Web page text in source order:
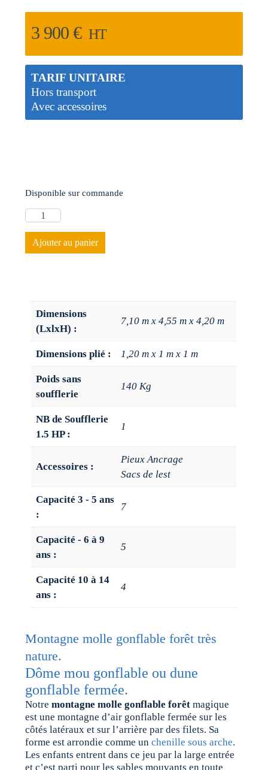
3 900€ HT
TARIF UNITAIRE
Hors transport
Avec accessoires
Disponible sur commande
Ajouter au panier
Dimensions
(LxlxH) :
7,10 m x 4,55 m x 4,20 m
Dimensions plié : 1,20 m x 1 m x 1 m
Poids sans
soufflerie
140 Kg
NB de Soufflerie
1.5 HP :
1
Accessoires :
Pieux Ancrage
Sacs de lest
Capacité 3 - 5 ans
:
7
Capacité - 6 à 9
ans :
5
Capacité 10 à 14
ans :
4
Montagne molle gonflable forêt très
nature.
Dôme mou gonflable ou dune
gonflable fermée.
Notremontagne molle gonflable forêt magique
est une montagne d’air gonflable fermée sur les
côtés latéraux et sur l’arrière par des filets. Sa
forme est arrondie comme unchenille sous arche.
Les enfants entrent dans ce jeu par la large entrée
et c’est parti pour les sables mouvants en toute